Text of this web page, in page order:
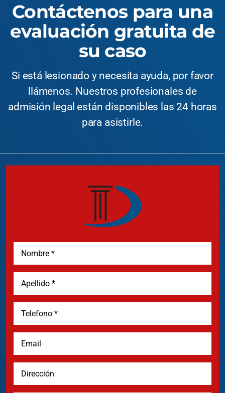
Contáctenos para una
evaluación gratuita de
su caso
Si está lesionado y necesita ayuda, por favor
llámenos. Nuestros profesionales de
admisión legal están disponibles las 24 horas
para asistirle.